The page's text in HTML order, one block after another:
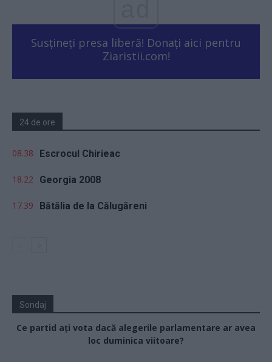
Susțineți presa liberă! Donați aici pentru
Ziaristii.com!
24 de ore
08.38 Escrocul Chirieac
18.22 Georgia 2008
17.39 Bătălia de la Călugăreni
Sondaj
Ce partid ați vota dacă alegerile parlamentare ar avea
loc duminica viitoare?